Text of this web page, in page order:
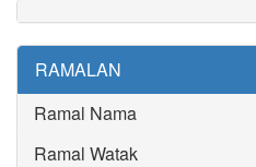
RAMALAN
Ramal Nama
Ramal Watak